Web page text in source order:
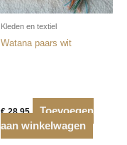
Kleden en textiel
Watana paars wit
€28,95
Toevoegen
aan winkelwagen